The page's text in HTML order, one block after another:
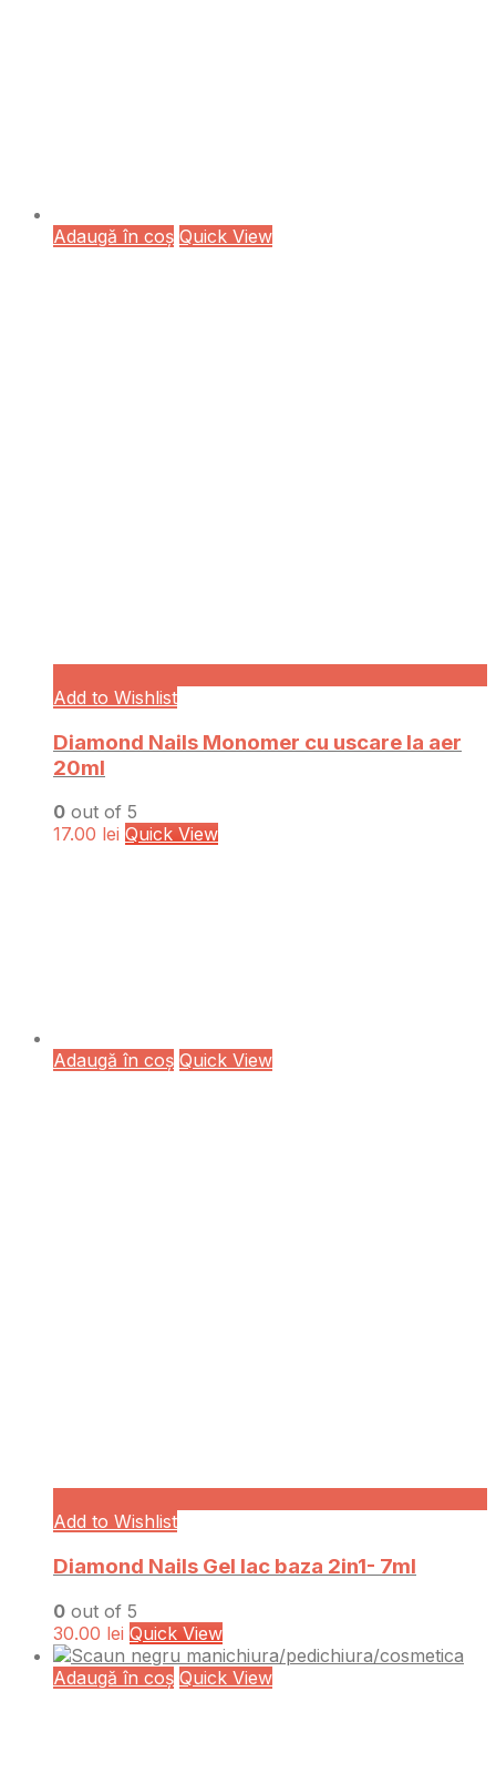
Adaugă în coș Quick View
Add to Wishlist
Diamond Nails Monomer cu uscare la aer
20ml
0 out of 5
17.00 lei Quick View
Adaugă în coș Quick View
Add to Wishlist
Diamond Nails Gel lac baza 2in1- 7ml
0 out of 5
30.00 lei Quick View
Adaugă în coș Quick View